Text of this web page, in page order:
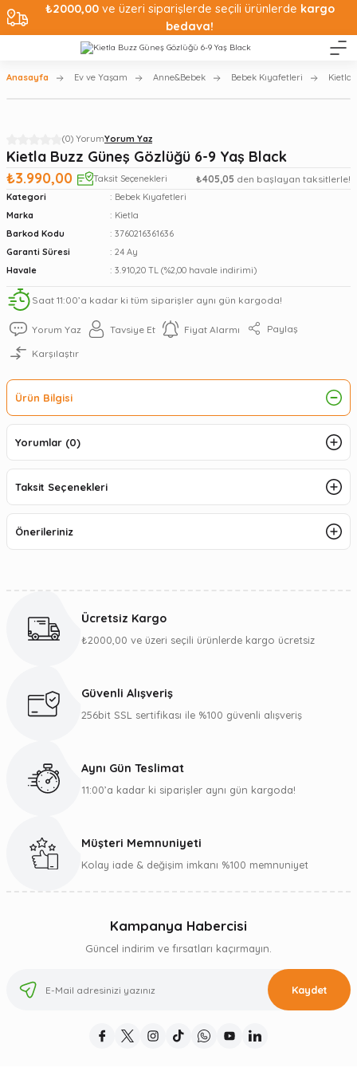
₺2000,00ve üzeri siparişlerde seçili ürünlerde kargo
bedava!
Anasayfa Ev ve Yaşam Anne&Bebek Bebek Kıyafetleri Kietla
(0) YorumYorum Yaz
Kietla Buzz Güneş Gözlüğü 6-9 Yaş Black
₺3.990,00
Taksit Seçenekleri ₺405,05 den başlayan taksitlerle!
Kategori
Bebek Kıyafetleri
Marka
Kietla
Barkod Kodu
3760216361636
Garanti Süresi
24 Ay
Havale
3.910,20 TL (%2,00 havale indirimi)
Saat 11:00’a kadar ki tüm siparişler aynı gün kargoda!
Yorum Yaz Tavsiye Et Fiyat Alarmı Paylaş
Karşılaştır
Ürün Bilgisi
Yorumlar (0)
Taksit Seçenekleri
Önerileriniz
Ücretsiz Kargo
₺2000,00 ve üzeri seçili ürünlerde kargo ücretsiz
Güvenli Alışveriş
256bit SSL sertifikası ile %100 güvenli alışveriş
Aynı Gün Teslimat
11:00’a kadar ki siparişler aynı gün kargoda!
Müşteri Memnuniyeti
Kolay iade & değişim imkanı %100 memnuniyet
Kampanya Habercisi
Güncel indirim ve fırsatları kaçırmayın.
Kaydet